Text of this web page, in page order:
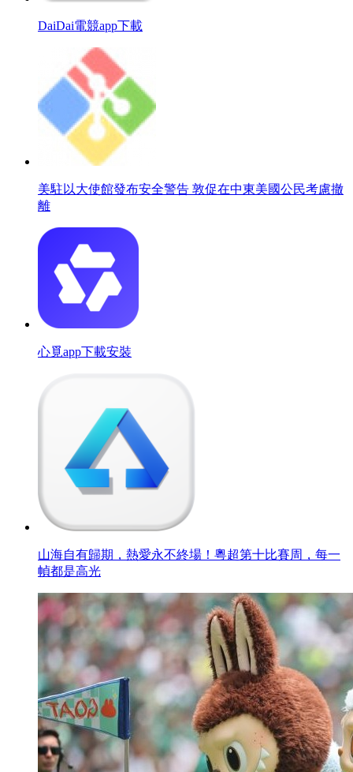
DaiDai電競app下載
美駐以大使館發布安全警告 敦促在中東美國公民考慮撤
離
心覓app下載安裝
山海自有歸期，熱愛永不終場！粵超第十比賽周，每一
幀都是高光